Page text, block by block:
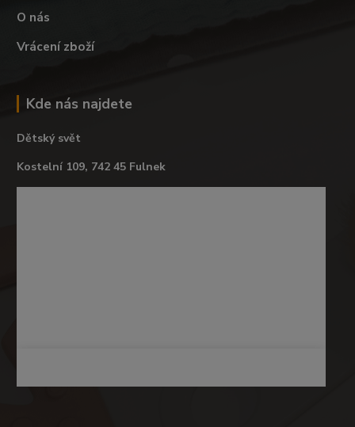
O nás
Vrácení zboží
Kde nás najdete
Dětský svět
Kostelní 109, 742 45 Fulnek